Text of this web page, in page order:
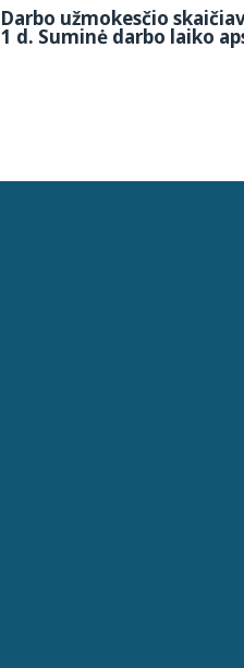
Darbo užmokesčio
1 d. Suminė darbo laiko